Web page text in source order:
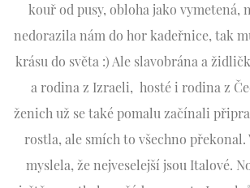
kouř od pusy, obloha jako vymetená,
nedorazila nám do hor kadeřnice, tak
krásu do světa :) Ale slavobrána a
a rodina z Izraeli, hosté i rodina z
ženich už se také pomalu začínali
rostla, ale smích to všechno překonal.
myslela, že nejveselejší jsou Italové.